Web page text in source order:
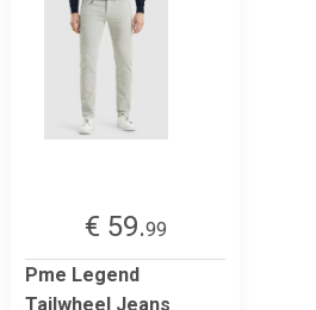
€ 59.99
Pme Legend
Tailwheel Jeans